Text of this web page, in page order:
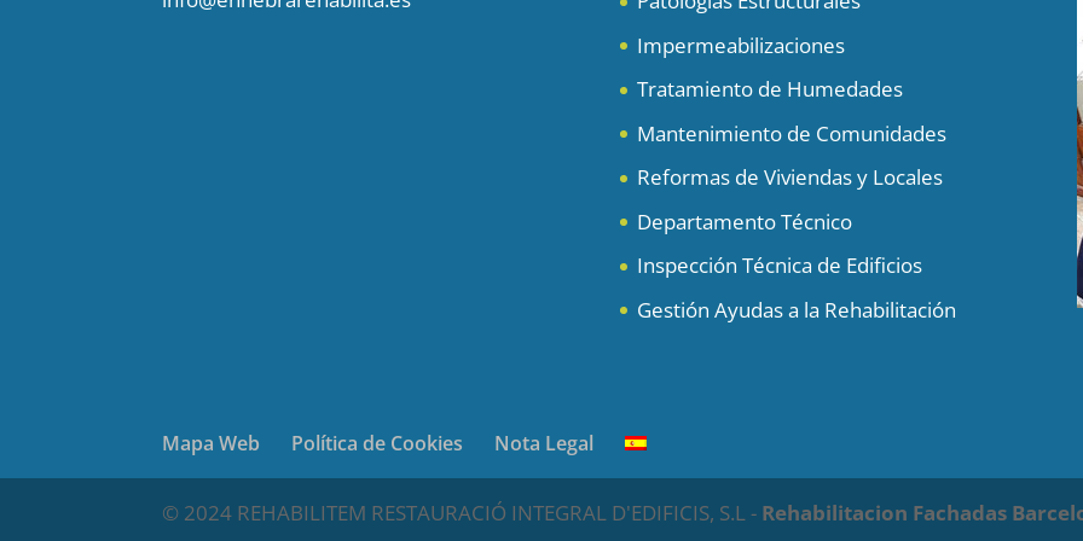
Impermeabilizaciones
Tratamiento de Humedades
Mantenimiento de Comunidades
Reformas de Viviendas y Locales
Departamento Técnico
Inspección Técnica de Edificios
Gestión Ayudas a la Rehabilitación
Mapa Web Política de Cookies Nota Legal
© 2024 REHABILITEM RESTAURACIÓ INTEGRAL D'EDIFICIS, S.L - Rehabilitacion Fachadas